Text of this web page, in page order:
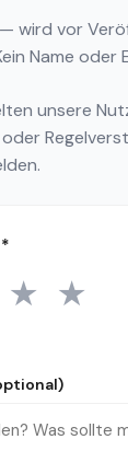
wird vor
Name oder
unsere
*
4 Sterne
★ 5
★